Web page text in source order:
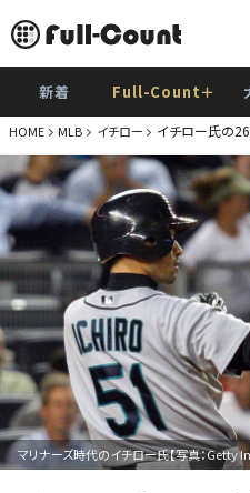
新着 Full-Count＋
HOME MLB イチロー イチロー氏の
マリナーズ時代のイチロー氏【写真：Getty